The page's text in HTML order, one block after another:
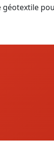
géotextile